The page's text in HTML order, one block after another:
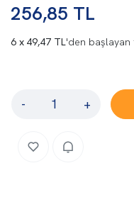
256,85 TL
49,47 TL'den
- +